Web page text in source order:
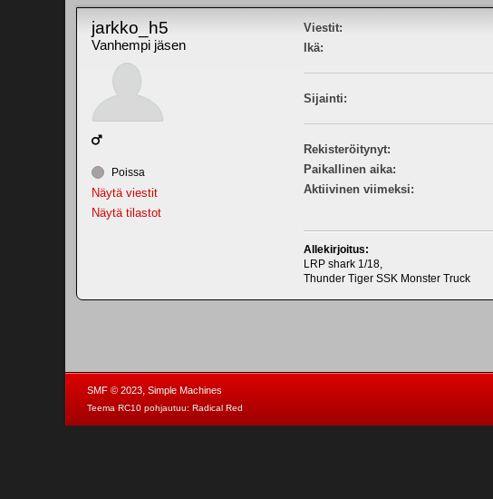
jarkko_h5
Vanhempi jäsen
Poissa
Näytä viestit
Näytä tilastot
Viestit:
Ikä:
Sijainti:
Rekisteröitynyt:
Paikallinen aika:
Aktiivinen viimeksi:
Allekirjoitus:
LRP shark 1/18,
Thunder Tiger SSK Monster Truck
SMF © 2023, Simple Machines
Teema RC10 pohjautuu: Radical Red